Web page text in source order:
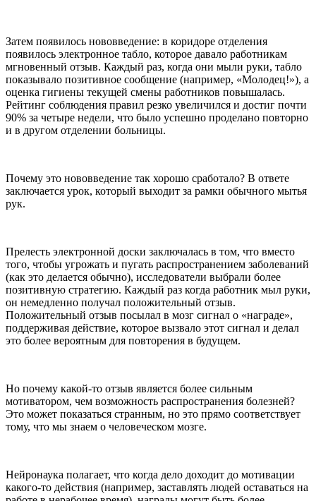
Затем появилось нововведение: в коридоре отделения
появилось электронное табло, которое давало работникам
мгновенный отзыв. Каждый раз, когда они мыли руки, табло
показывало позитивное сообщение (например, «Молодец!»), а
оценка гигиены текущей смены работников повышалась.
Рейтинг соблюдения правил резко увеличился и достиг почти
90% за четыре недели, что было успешно проделано повторно
и в другом отделении больницы.
Почему это нововведение так хорошо сработало? В ответе
заключается урок, который выходит за рамки обычного мытья
рук.
Прелесть электронной доски заключалась в том, что вместо
того, чтобы угрожать и пугать распространением заболеваний
(как это делается обычно), исследователи выбрали более
позитивную стратегию. Каждый раз когда работник мыл руки,
он немедленно получал положительный отзыв.
Положительный отзыв посылал в мозг сигнал о «награде»,
поддерживая действие, которое вызвало этот сигнал и делал
это более вероятным для повторения в будущем.
Но почему какой-то отзыв является более сильным
мотиватором, чем возможность распространения болезней?
Это может показаться странным, но это прямо соответствует
тому, что мы знаем о человеческом мозге.
Нейронаука полагает, что когда дело доходит до мотивации
какого-то действия (например, заставлять людей оставаться на